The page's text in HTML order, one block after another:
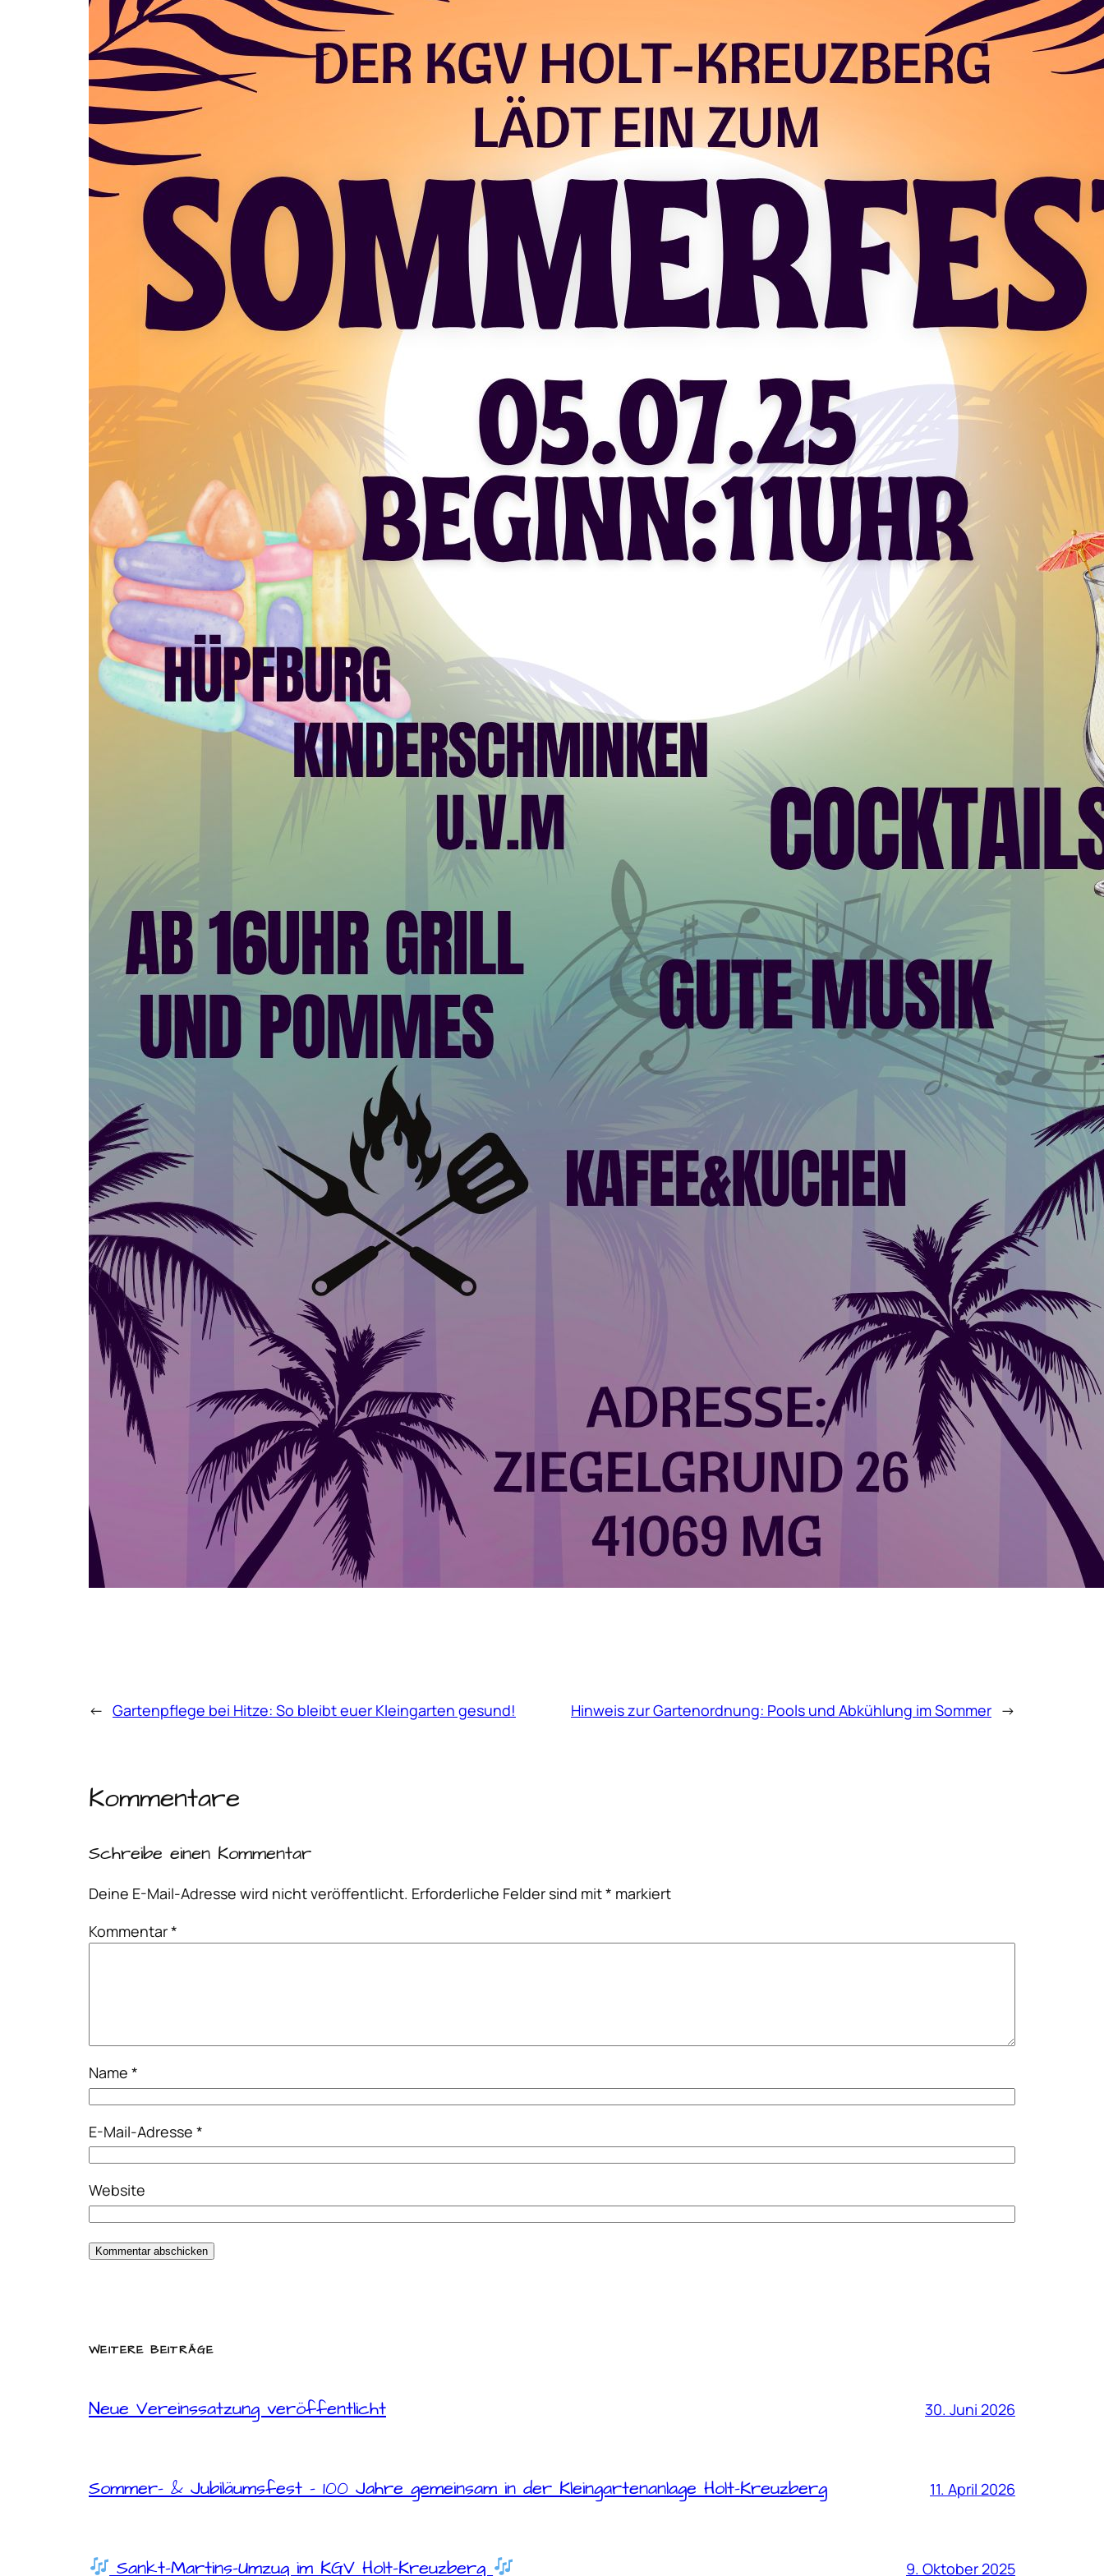
am
Samstag, den 05. Juli 2025laden wir euch herzlich zu unseremSommerfestein!
Los geht’sab 11:00 Uhrauf dem Vereinsgelände.
Freut euch auf ein buntes Programm für Groß und Klein:
Musik
Kaffee & Kuchen
16:00 Uhr wird der Grill angeschmissen – dazu gibt es leckere Pommes
Kommt vorbei, bringt Freunde, Familie und vor Allem gute Laune mit und verbringt mit uns einen schönen
Tag im Grünen!
← Gartenpflege bei Hitze: So bleibt euer Kleingarten gesund! Hinweis zur Gartenordnung: Pools und Abkühlung im Sommer →
Kommentare
Schreibe einen Kommentar
Deine E-Mail-Adresse wird nicht veröffentlicht. Erforderliche Felder sind mit* markiert
Kommentar*
Name *
E-Mail-Adresse *
Website
WEITERE BEITRÄGE
Neue Vereinssatzung veröffentlicht 30. Juni 2026
Sommer- & Jubiläumsfest – 100 Jahre gemeinsam in der Kleingartenanlage Holt-Kreuzberg 11. April 2026
Sankt-Martins-Umzug im KGV Holt-Kreuzberg 9. Oktober 2025